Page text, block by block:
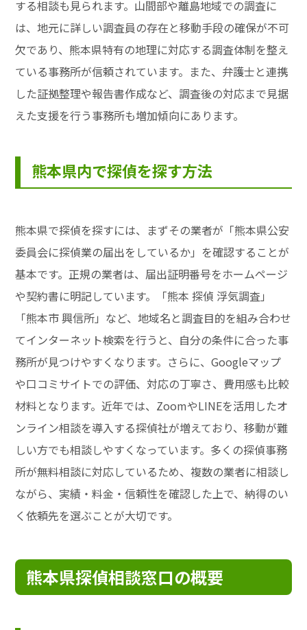
する相談も見られます。山間部や離島地域での調査に
は、地元に詳しい調査員の存在と移動手段の確保が不可
欠であり、熊本県特有の地理に対応する調査体制を整え
ている事務所が信頼されています。また、弁護士と連携
した証拠整理や報告書作成など、調査後の対応まで見据
えた支援を行う事務所も増加傾向にあります。
熊本県内で探偵を探す方法
熊本県で探偵を探すには、まずその業者が「熊本県公安
委員会に探偵業の届出をしているか」を確認することが
基本です。正規の業者は、届出証明番号をホームページ
や契約書に明記しています。「熊本 探偵 浮気調査」
「熊本市 興信所」など、地域名と調査目的を組み合わせ
てインターネット検索を行うと、自分の条件に合った事
務所が見つけやすくなります。さらに、Googleマップ
や口コミサイトでの評価、対応の丁寧さ、費用感も比較
材料となります。近年では、ZoomやLINEを活用したオ
ンライン相談を導入する探偵社が増えており、移動が難
しい方でも相談しやすくなっています。多くの探偵事務
所が無料相談に対応しているため、複数の業者に相談し
ながら、実績・料金・信頼性を確認した上で、納得のい
く依頼先を選ぶことが大切です。
熊本県探偵相談窓口の概要